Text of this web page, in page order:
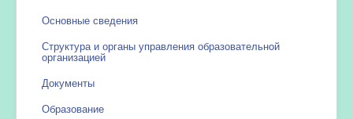
Основные сведения
Структура и органы управления образовательной
организацией
Документы
Образование